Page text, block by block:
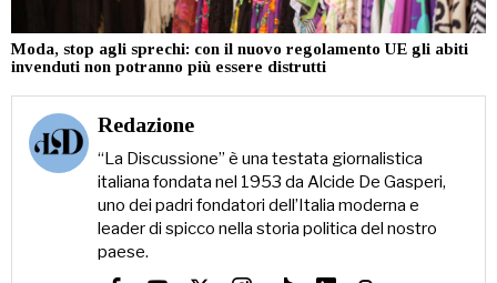
Moda, stop agli sprechi: con il nuovo regolamento UE gli abiti
invenduti non potranno più essere distrutti
Redazione
“La Discussione” è una testata giornalistica
italiana fondata nel 1953 da Alcide De Gasperi,
uno dei padri fondatori dell’Italia moderna e
leader di spicco nella storia politica del nostro
paese.